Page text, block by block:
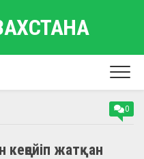
0
кеңейіп жатқан